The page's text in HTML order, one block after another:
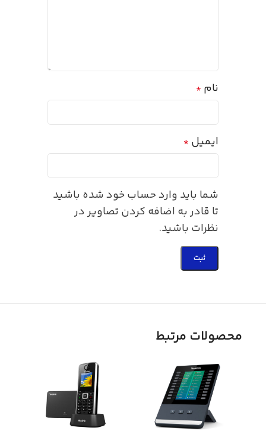
نام *
ایمیل *
شما باید وارد حساب خود شده باشید
تا قادر به اضافه کردن تصاویر در
نظرات باشید.
محصولات مرتبط